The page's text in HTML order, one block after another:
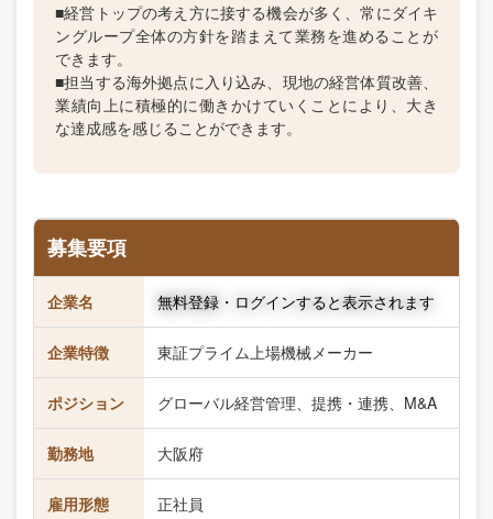
■経営トップの考え方に接する機会が多く、常にダイキ
ングループ全体の方針を踏まえて業務を進めることが
できます。
■担当する海外拠点に入り込み、現地の経営体質改善、
業績向上に積極的に働きかけていくことにより、大き
な達成感を感じることができます。
募集要項
企業名 無料登録・ログインすると表示されます
企業特徴 東証プライム上場機械メーカー
ポジション グローバル経営管理、提携・連携、M&A
勤務地 大阪府
雇用形態 正社員